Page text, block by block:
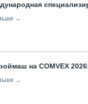
→
на COMVEX
→